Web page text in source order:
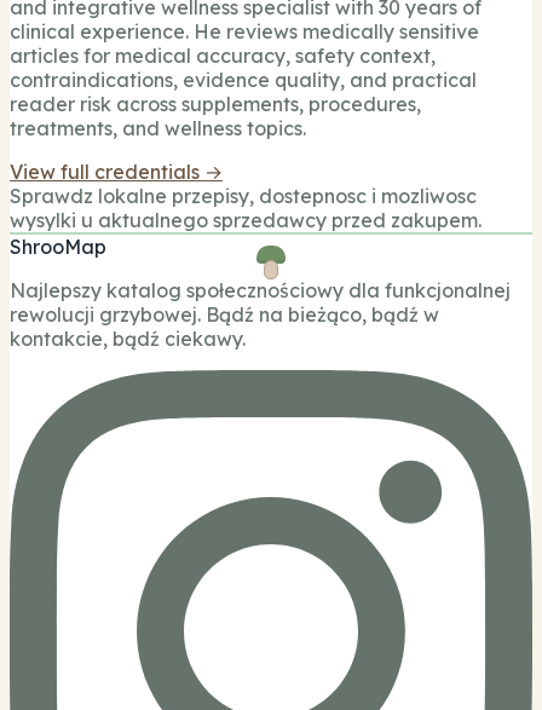
and integrative wellness specialist with 30 years of
clinical experience. He reviews medically sensitive
articles for medical accuracy, safety context,
contraindications, evidence quality, and practical
reader risk across supplements, procedures,
treatments, and wellness topics.
View full credentials →
Sprawdz lokalne przepisy, dostepnosc i mozliwosc
wysylki u aktualnego sprzedawcy przed zakupem.
ShrooMap
Najlepszy katalog społecznościowy dla funkcjonalnej
rewolucji grzybowej. Bądź na bieżąco, bądź w
kontakcie, bądź ciekawy.